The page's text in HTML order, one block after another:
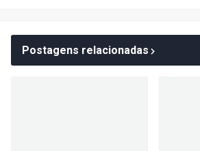
Postagens relacionadas